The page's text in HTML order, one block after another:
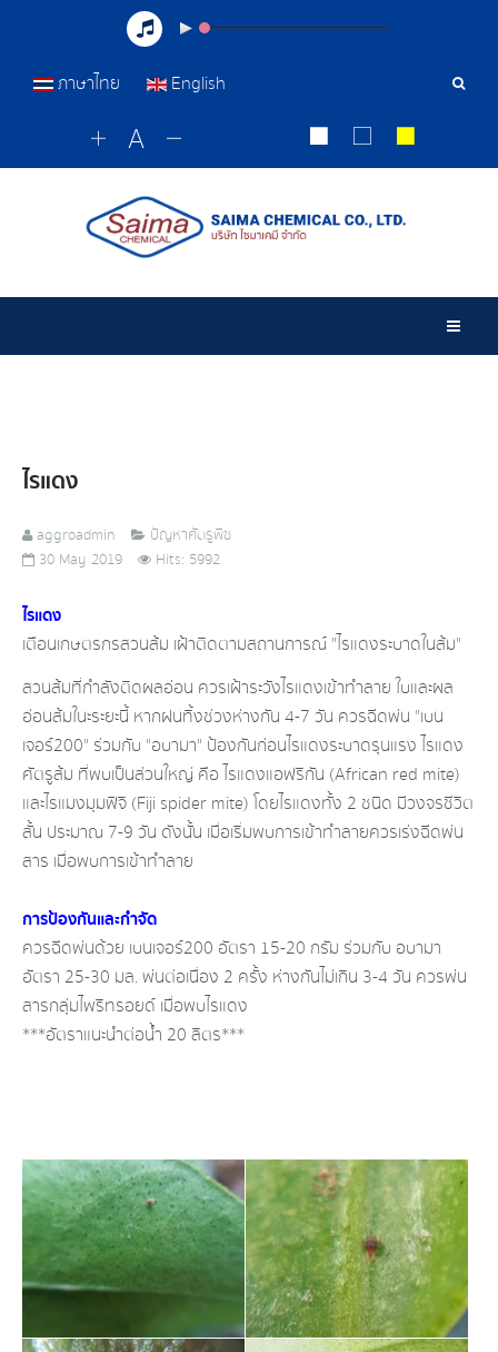
ภาษาไทย English
ไรแดง
aggroadmin
ปัญหาศัตรูพืช
30 May 2019
Hits: 5992
ไรแดง
เตือน​เกษตรกรสวนส้ม เฝ้าติดตามสถานการณ์​ "ไรแดงระบาดในส้ม"
สวนส้มที่กำลังติดผลอ่อน​ ควรเฝ้าระวังไรแดงเข้าทำลาย​ ใบและผล
อ่อนส้มในะระยะนี้​ หากฝนทิ้งช่วงห่างกัน​ 4-7​ วัน​ ควรฉีดพ่น​ "เบน
เจอร์200" ร่วมกับ​ "อบามา" ป้องกันก่อนไรแดงระบาดรุนแรง ไรแดง​
ศัตรู​ส้ม​ ที่พบเป็นส่วนใหญ่​ คือ ไรแดงแอ​ฟริกัน​ (African red mite)
และไรแมงมุมฟิจิ​ (Fiji spider mite) โดยไรแดงทั้ง​ 2 ชนิด​ มีวงจรชีวิต​
สั้น​ ประมาณ​ 7-9 วัน​ ดังนั้น​ เมื่อเริ่มพบการเข้าทำลายควรเร่งฉีดพ่น
สาร เมื่อพบการเข้า​ทำลาย​
การป้องกันและกำจัด
ควร​ฉีด​พ่น​ด้วย​ เบนเจอร์200 อัตรา​ 15-20​ กรัม​ ร่วมกับ​ อบามา​
อัตรา​ 25-30​ มล.​ พ่นต่อเนื่อง​ 2 ครั้ง​ ห่างกันไม่เกิน​ 3-4​ วัน ควรพ่น
สารกลุ่ม​ไพริทรอยด์​ เมื่อพบไรแดง
***อัตราแนะนำ​ต่อน้ำ​ 20​ ลิตร***